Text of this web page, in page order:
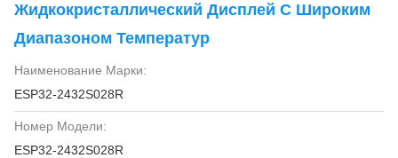
Жидкокристаллический Дисплей С Широким
Диапазоном Температур
Наименование Марки:
ESP32-2432S028R
Номер Модели:
ESP32-2432S028R